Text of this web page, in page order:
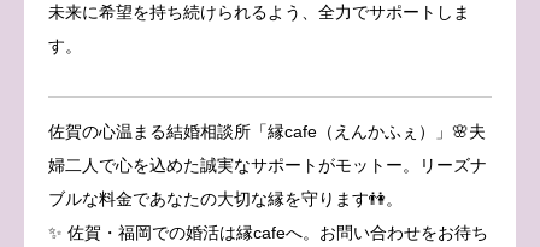
未来に希望を持ち続けられるよう、全力でサポートしま
す。
佐賀の心温まる結婚相談所「縁cafe（えんかふぇ）」🌸夫
婦二人で心を込めた誠実なサポートがモットー。リーズナ
ブルな料金であなたの大切な縁を守ります👫。
✨ 佐賀・福岡での婚活は縁cafeへ。お問い合わせをお待ち